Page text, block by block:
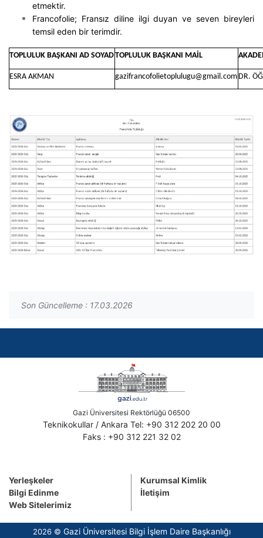
etmektir.
Francofolie; Fransız diline ilgi duyan ve seven bireyleri
temsil eden bir terimdir.
TOPLULUK BAŞKANI AD SOYADTOPLULUK BAŞKANI MAİL
ESRA AKMAN gazifrancofolietoplulugu@gmail.com DR.
Son Güncelleme : 17.03.2026
Gazi Üniversitesi Rektörlüğü 06500
Teknikokullar / Ankara Tel: +90 312 202 20 00
Faks : +90 312 221 32 02
Yerleşkeler
Bilgi Edinme
Web Sitelerimiz
Kurumsal Kimlik
İletişim
2026 © Gazi Üniversitesi Bilgi İşlem Daire Başkanlığı